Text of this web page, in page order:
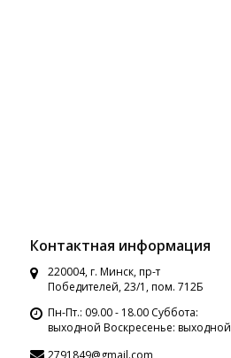
Контактная информация
220004, г. Минск, пр-т
Победителей, 23/1, пом. 712Б
Пн-Пт.: 09.00 - 18.00 Суббота:
выходной Воскресенье: выходной
2791849@gmail.com